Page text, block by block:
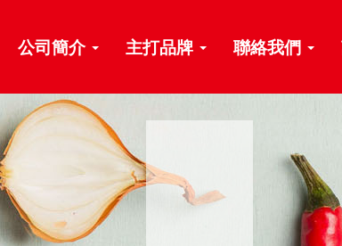
公司簡介 主打品牌 聯絡我們